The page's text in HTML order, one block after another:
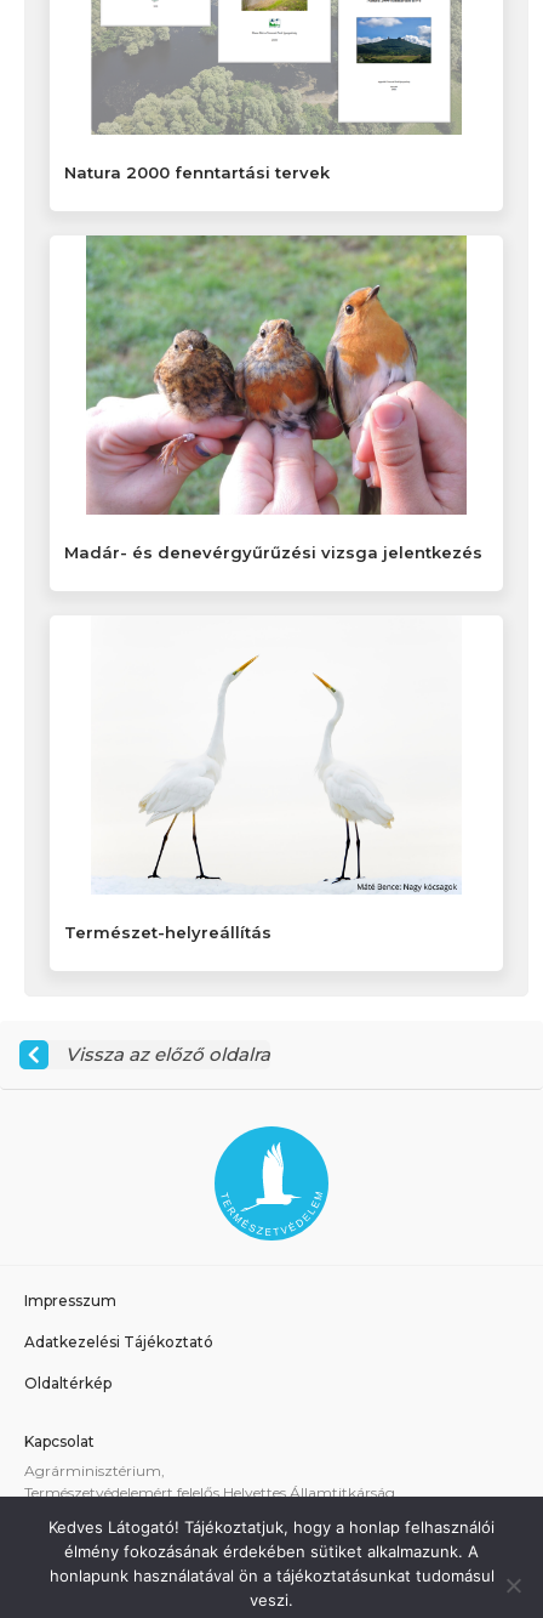
Natura 2000 fenntartási tervek
Madár- és denevérgyűrűzési vizsga jelentkezés
Természet-helyreállítás
Vissza az előző oldalra
Impresszum
Adatkezelési Tájékoztató
Oldaltérkép
Kapcsolat
Agrárminisztérium,
Természetvédelemért felelős Helyettes Államtitkárság
A weboldallal kapcsolatos technikai támogatás:
termeszetvedelem@am.gov.hu
Kedves Látogató! Tájékoztatjuk, hogy a honlap felhasználói
élmény fokozásának érdekében sütiket alkalmazunk. A
honlapunk használatával ön a tájékoztatásunkat tudomásul
veszi.